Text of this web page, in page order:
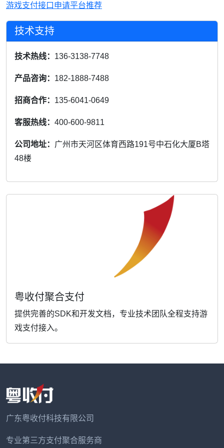
游戏支付接口申请平台推荐
技术支持
技术热线： 136-3138-7748
产品咨询： 182-1888-7488
招商合作： 135-6041-0649
客服热线： 400-600-9811
公司地址： 广州市天河区体育西路191号中石化大厦B塔
48楼
粤收付聚合支付
提供完善的SDK和开发文档，专业技术团队全程支持游
戏支付接入。
广东粤收付科技有限公司
专业第三方支付聚合服务商